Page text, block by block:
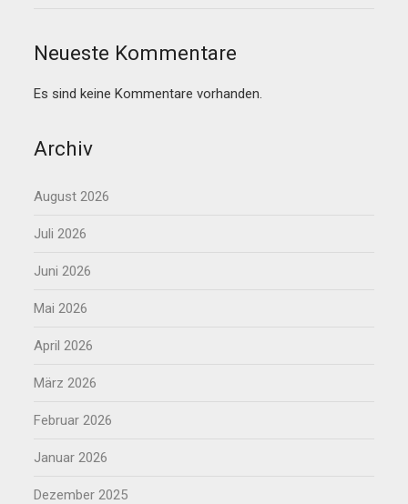
Neueste Kommentare
Es sind keine Kommentare vorhanden.
Archiv
August 2026
Juli 2026
Juni 2026
Mai 2026
April 2026
März 2026
Februar 2026
Januar 2026
Dezember 2025